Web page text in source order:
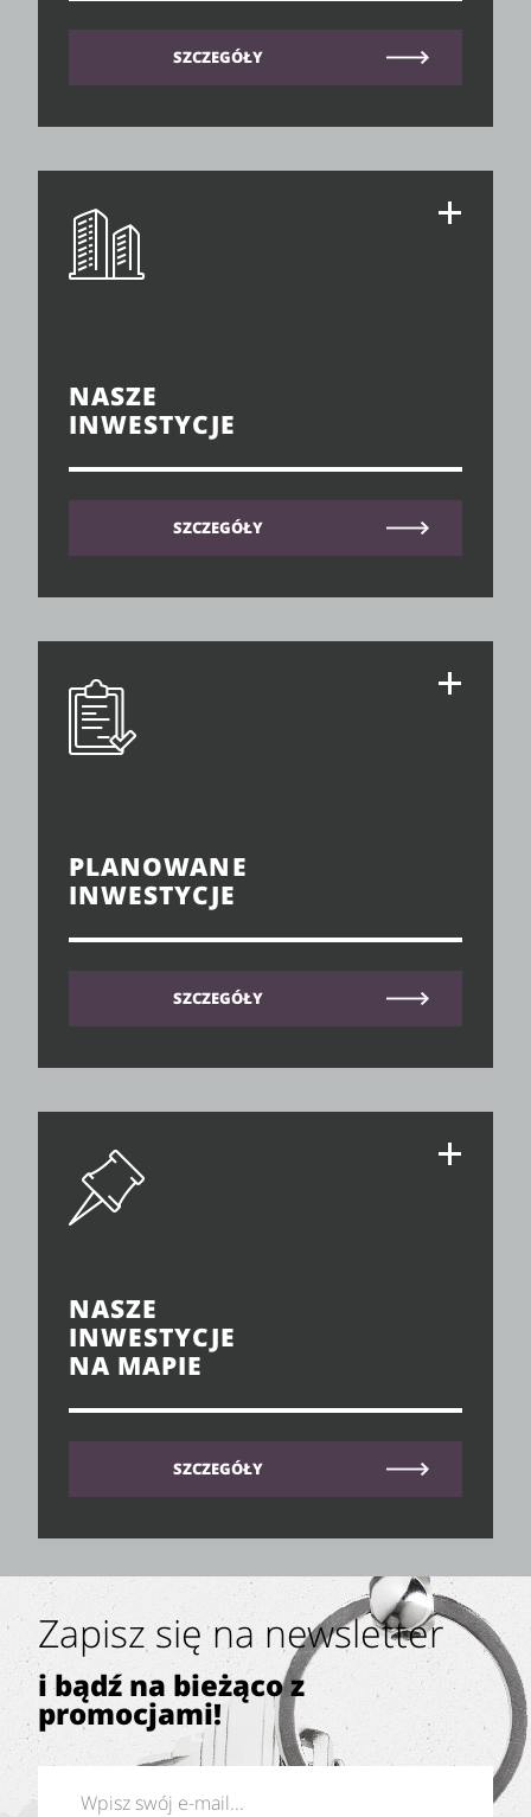
SZCZEGÓŁY
NASZE
INWESTYCJE
SZCZEGÓŁY
PLANOWANE
INWESTYCJE
SZCZEGÓŁY
NASZE
INWESTYCJE
NA MAPIE
SZCZEGÓŁY
Zapisz się na newsletter
i bądź na bieżąco z
promocjami!